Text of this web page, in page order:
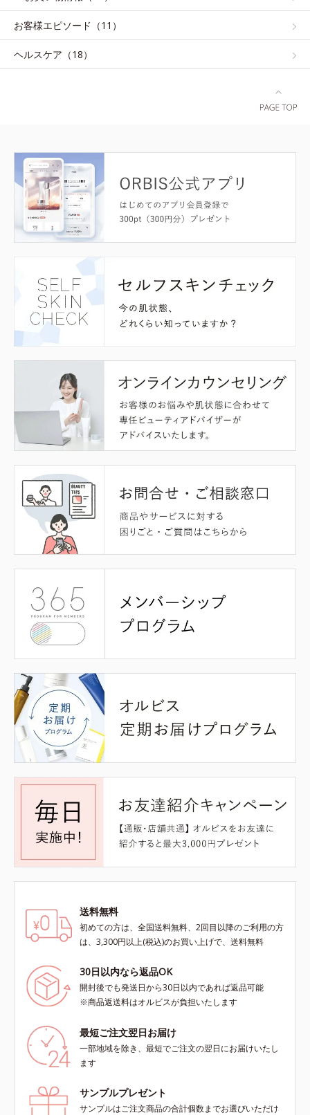
お客様エピソード（11）
ヘルスケア（18）
送料無料
初めての方は、全国送料無料、2回目以降のご利用の方
は、3,300円以上(税込)のお買い上げで、送料無料
30日以内なら返品OK
開封後でも発送日から30日以内であれば返品可能
※商品返送料はオルビスが負担いたします
最短ご注文翌日お届け
一部地域を除き、最短でご注文の翌日にお届けいたし
ます
サンプルプレゼント
サンプルはご注文商品の合計個数までお選びいただけ